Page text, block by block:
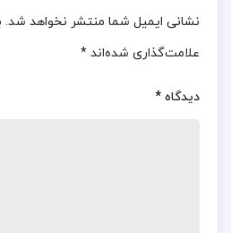
به‌صورت منظم و منطقی ارائه
اصل خاص اختصاص دارد و به
پرداخته می‌شود. این ترتیب، به
نشانی ایمیل شما منتشر نخواهد شد.
علامت‌گذاری شده‌اند *
دیدگاه *